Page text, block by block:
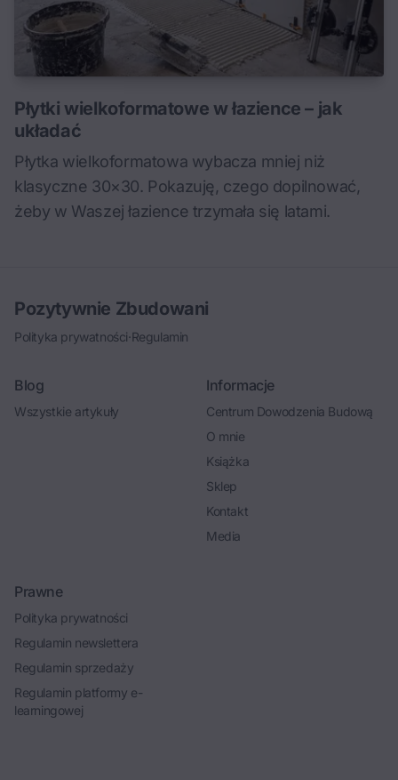
Płytki wielkoformatowe w łazience – jak
układać
Płytka wielkoformatowa wybacza mniej niż
klasyczne 30×30. Pokazuję, czego dopilnować,
żeby w Waszej łazience trzymała się latami.
Pozytywnie Zbudowani
Polityka prywatności·Regulamin
Blog
Wszystkie artykuły
Informacje
Centrum Dowodzenia Budową
O mnie
Książka
Sklep
Kontakt
Media
Prawne
Polityka prywatności
Regulamin newslettera
Regulamin sprzedaży
Regulamin platformy e-
learningowej